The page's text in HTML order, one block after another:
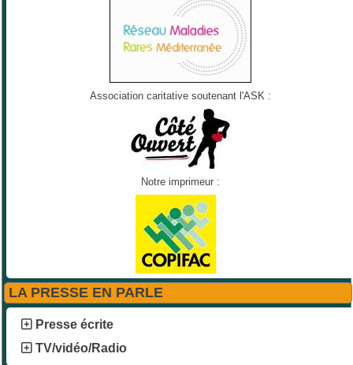
Association caritative soutenant l'ASK :
Notre imprimeur :
LA PRESSE EN PARLE
Presse écrite
TV/vidéo/Radio